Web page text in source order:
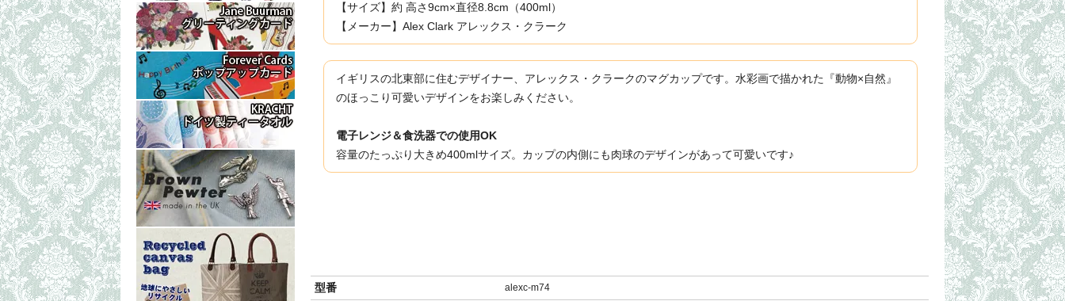
【サイズ】約 高さ9cm×直径8.8cm（400ml）
【メーカー】Alex Clark アレックス・クラーク
イギリスの北東部に住むデザイナー、アレックス・クラークのマグカップです。水彩画で描かれた『動物×自然』
のほっこり可愛いデザインをお楽しみください。
電子レンジ＆食洗器での使用OK
容量のたっぷり大きめ400mlサイズ。カップの内側にも肉球のデザインがあって可愛いです♪
型番 alexc-m74